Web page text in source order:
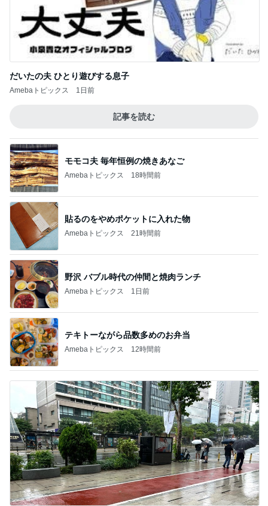
だいたの夫 ひとり遊びする息子
Amebaトピックス 1日前
記事を読む
モモコ夫 毎年恒例の焼きあなご
Amebaトピックス 18時間前
貼るのをやめポケットに入れた物
Amebaトピックス 21時間前
野沢 バブル時代の仲間と焼肉ランチ
Amebaトピックス 1日前
テキトーながら品数多めのお弁当
Amebaトピックス 12時間前